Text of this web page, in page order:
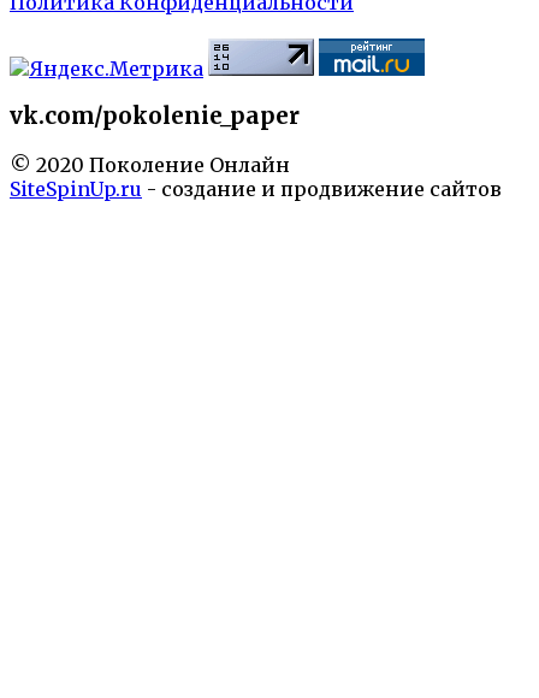
vk.com/pokolenie_paper
© 2020 Поколение Онлайн
SiteSpinUp.ru - создание и продвижение сайтов